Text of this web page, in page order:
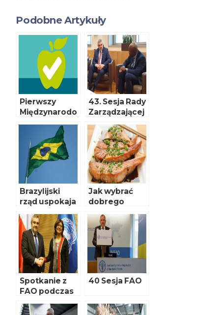
Podobne Artykuły
Pierwszy
Międzynarodo
wy Dzień
Bezpieczeńst
wa Żywności
43. Sesja Rady
Zarządzającej
IFAD
Brazylijski
rząd uspokaja
zagranicznych
konsumentów
Jak wybrać
dobrego
łososia
Spotkanie z
FAO podczas
COP
40 Sesja FAO